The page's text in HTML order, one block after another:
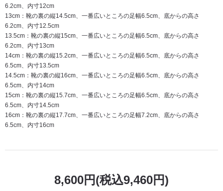
6.2cm、内寸12cm
13cm：靴の裏の縦14.5cm、一番広いところの足幅6.5cm、底からの高さ
6.2cm、内寸12.5cm
13.5cm：靴の裏の縦15cm、一番広いところの足幅6.5cm、底からの高さ
6.2cm、内寸13cm
14cm：靴の裏の縦15.2cm、一番広いところの足幅6.5cm、底からの高さ
6.5cm、内寸13.5cm
14.5cm：靴の裏の縦16cm、一番広いところの足幅6.5cm、底からの高さ
6.5cm、内寸14cm
15cm：靴の裏の縦15.7cm、一番広いところの足幅6.5cm、底からの高さ
6.5cm、内寸14.5cm
16cm：靴の裏の縦17.7cm、一番広いところの足幅7.2cm、底からの高さ
6.5cm、内寸16cm
8,600円(税込9,460円)